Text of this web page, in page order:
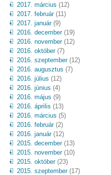
2017. március (12)
2017. február(11)
2017. január(9)
2016. december(19)
2016. november(12)
2016. október(7)
2016. szeptember(12)
2016. augusztus (7)
2016. július (12)
2016. június (4)
2016. május (9)
2016. április (13)
2016. március (5)
2016. február(2)
2016. január(12)
2015. december(13)
2015. november(10)
2015. október(23)
2015. szeptember(17)